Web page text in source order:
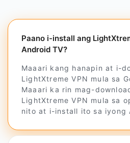
Paano i-install ang
Android TV?
Maaari kang hanapin at i-
LightXtreme VPN mula sa
Maaari ka rin mag-
LightXtreme VPN mula sa
nito at i-install ito sa iyong